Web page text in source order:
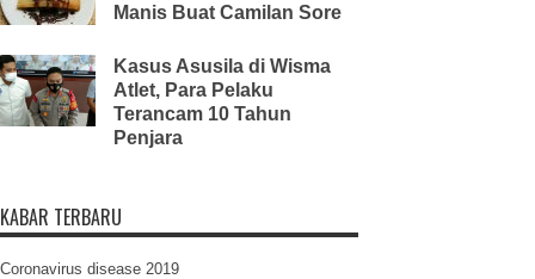
Manis Buat Camilan Sore
Kasus Asusila di Wisma
Atlet, Para Pelaku
Terancam 10 Tahun
Penjara
KABAR TERBARU
Coronavirus disease 2019